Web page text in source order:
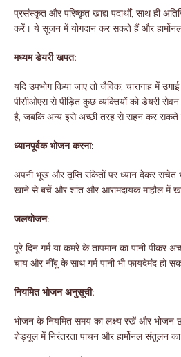
प्रसंस्कृत और परिष्कृत खाद्य पदार्थों, साथ ही
करें। ये सूजन में योगदान कर सकते हैं और
मध्यम डेयरी खपत:
यदि उपभोग किया जाए तो जैविक, चारागाह में
पीसीओएस से पीड़ित कुछ व्यक्तियों को डेयरी
है, जबकि अन्य इसे अच्छी तरह से सहन कर सकते
ध्यानपूर्वक भोजन करना:
अपनी भूख और तृप्ति संकेतों पर ध्यान देकर सचेत
खाने से बचें और शांत और आरामदायक माहौल में
जलयोजन:
पूरे दिन गर्म या कमरे के तापमान का पानी पीकर
चाय और नींबू के साथ गर्म पानी भी फायदेमंद हो
नियमित भोजन अनुसूची:
भोजन के नियमित समय का लक्ष्य रखें और
शेड्यूल में निरंतरता पाचन और हार्मोनल संतुलन